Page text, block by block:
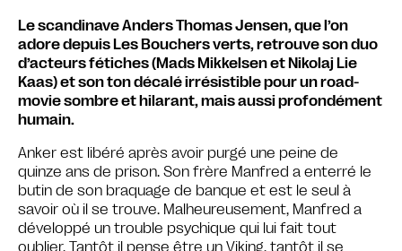
Le scandinave Anders Thomas Jensen, que l’on
adore depuis Les Bouchers verts, retrouve son duo
d’acteurs fétiches (Mads Mikkelsen et Nikolaj Lie
Kaas) et son ton décalé irrésistible pour un road-
movie sombre et hilarant, mais aussi profondément
humain.
Anker est libéré après avoir purgé une peine de
quinze ans de prison. Son frère Manfred a enterré le
butin de son braquage de banque et est le seul à
savoir où il se trouve. Malheureusement, Manfred a
développé un trouble psychique qui lui fait tout
oublier. Tantôt il pense être un Viking, tantôt il se